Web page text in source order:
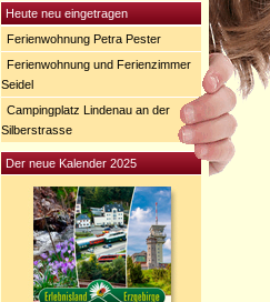
Heute neu eingetragen
Ferienwohnung Petra Pester
Ferienwohnung und Ferienzimmer
Seidel
Campingplatz Lindenau an der
Silberstrasse
Der neue Kalender 2025